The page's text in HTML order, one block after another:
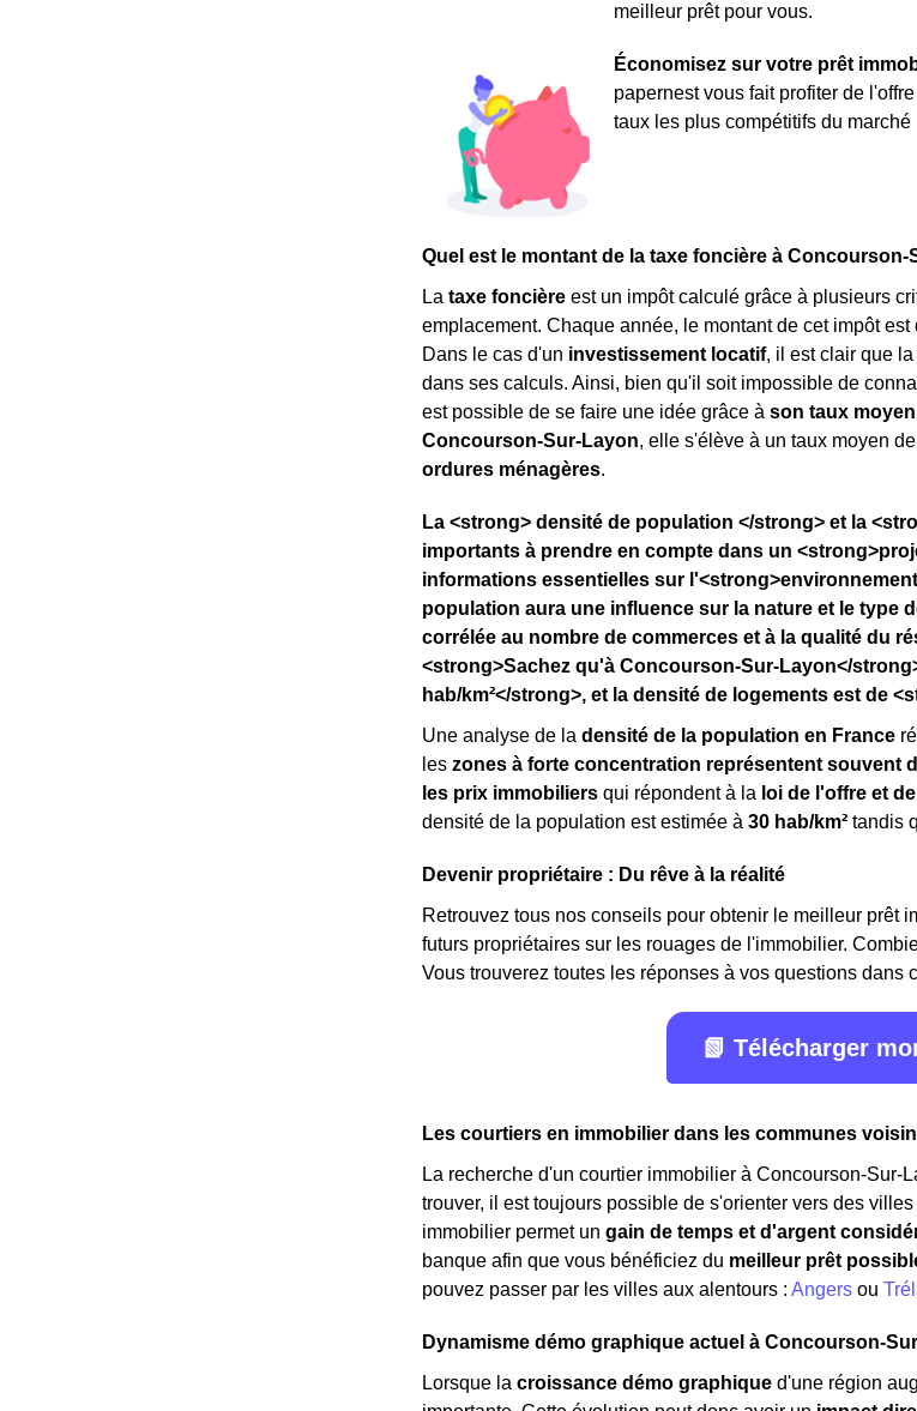
meilleur prêt pour vous.
Économisez sur votre prêt
papernest vous fait profiter de
taux les plus compétitifs du marché
Quel est le montant de la taxe foncière à Concourson-
La taxe foncière est un impôt calculé grâce à plusieurs
emplacement. Chaque année, le montant de cet impôt
Dans le cas d'un investissement locatif, il est clair que
dans ses calculs. Ainsi, bien qu'il soit impossible de
est possible de se faire une idée grâce à son taux moyen
Concourson-Sur-Layon, elle s'élève à un taux moyen de
ordures ménagères.
La <strong> densité de population </strong> et la
importants à prendre en compte dans un
informations essentielles sur
population aura une influence sur la nature et le type
corrélée au nombre de commerces et à la qualité du
<strong>Sachez qu'à Concourson-Sur-Layon</
hab/km²</strong>, et la densité de logements est de
Une analyse de la densité de la population en France
les zones à forte concentration représentent souvent
les prix immobiliers qui répondent à la loi de l'offre et
densité de la population est estimée à 30 hab/km² tandis
Devenir propriétaire : Du rêve à la réalité
Retrouvez tous nos conseils pour obtenir le meilleur prêt
futurs propriétaires sur les rouages de l'immobilier.
Vous trouverez toutes les réponses à vos questions dans
📗 Télécharger
Les courtiers en immobilier dans les communes
La recherche d'un courtier immobilier à Concourson-
trouver, il est toujours possible de s'orienter vers des
immobilier permet un gain de temps et d'argent
banque afin que vous bénéficiez du meilleur prêt
pouvez passer par les villes aux alentours : Angers ou
Dynamisme démo graphique actuel à Concourson-
Lorsque la croissance démo graphique d'une région